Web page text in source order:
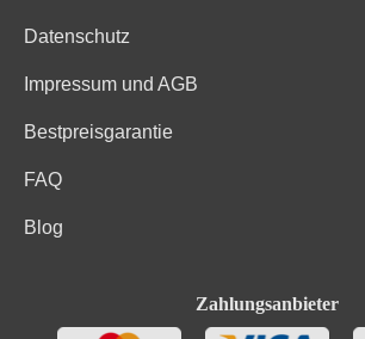
Datenschutz
Impressum und AGB
Bestpreisgarantie
FAQ
Blog
Zahlungsanbieter